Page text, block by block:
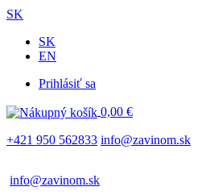
SK
SK
EN
menu
Prihlásiť sa
0,00 €
+421 950 562833 info@zavinom.sk
info@zavinom.sk